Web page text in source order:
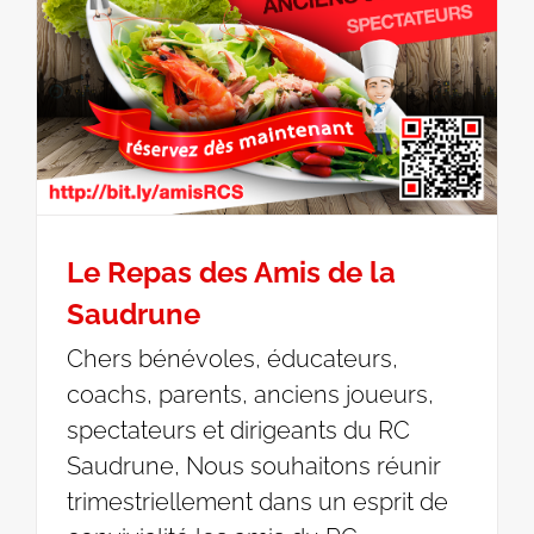
Le Repas des Amis de la
Saudrune
Chers bénévoles, éducateurs,
coachs, parents, anciens joueurs,
spectateurs et dirigeants du RC
Saudrune, Nous souhaitons réunir
trimestriellement dans un esprit de